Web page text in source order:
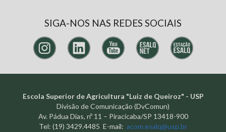
SIGA-NOS NAS REDES SOCIAIS
Escola Superior de Agricultura "Luiz de Queiroz" - USP
Divisão de Comunicação (DvComun)
Av. Pádua Dias, nº 11 – Piracicaba/SP 13418-900
Tel: (19) 3429.4485 E-mail: acom.esalq@usp.br